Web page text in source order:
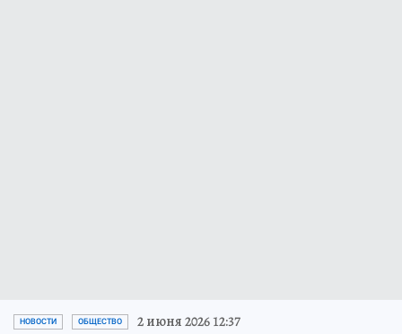
НОВОСТИ ОБЩЕСТВО 2 июня 2026 12:37